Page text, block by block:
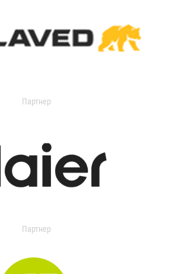
Партнер
Партнер